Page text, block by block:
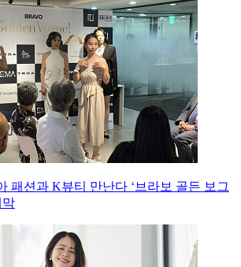
패션과 K뷰티 만난다 ‘브라보 골든 보그
막